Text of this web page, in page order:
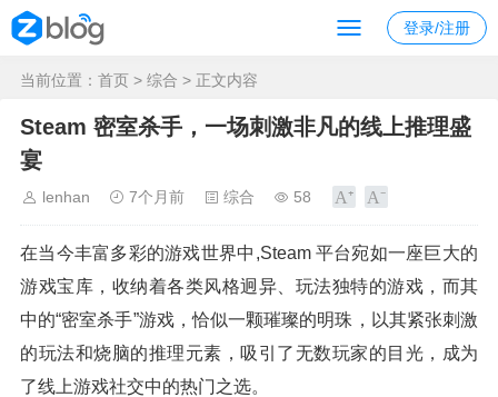
登录/注册
当前位置： 首页 > 综合 > 正文内容
Steam 密室杀手，一场刺激非凡的线上推理盛
宴
lenhan 7个月前 综合 58
在当今丰富多彩的游戏世界中,Steam 平台宛如一座巨大的
游戏宝库，收纳着各类风格迥异、玩法独特的游戏，而其
中的“密室杀手”游戏，恰似一颗璀璨的明珠，以其紧张刺激
的玩法和烧脑的推理元素，吸引了无数玩家的目光，成为
了线上游戏社交中的热门之选。